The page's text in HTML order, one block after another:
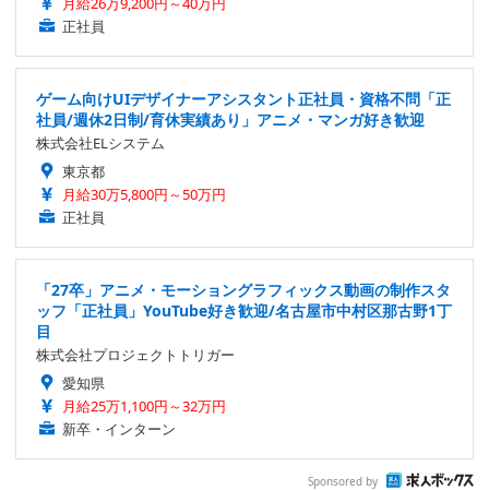
正社員
ゲーム向けUIデザイナーアシスタント正社員・資格不問「正
社員/週休2日制/育休実績あり」アニメ・マンガ好き歓迎
株式会社ELシステム
東京都
月給30万5,800円～50万円
正社員
「27卒」アニメ・モーショングラフィックス動画の制作スタ
ッフ「正社員」YouTube好き歓迎/名古屋市中村区那古野1丁
目
株式会社プロジェクトトリガー
愛知県
月給25万1,100円～32万円
新卒・インターン
Sponsored by